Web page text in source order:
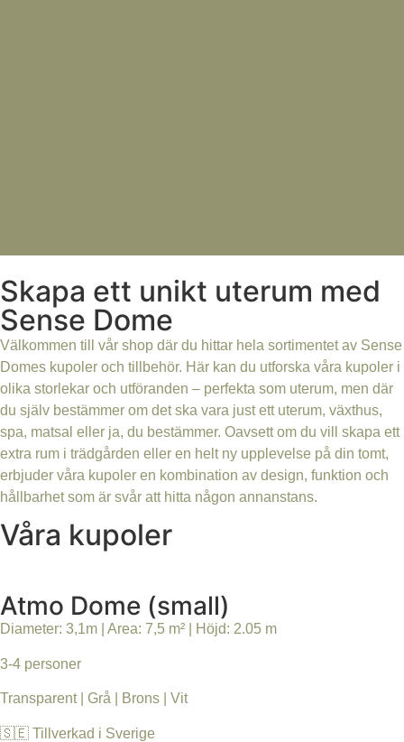
Skapa ett unikt uterum med
Sense Dome
Välkommen till vår shop där du hittar hela sortimentet av Sense
Domes kupoler och tillbehör. Här kan du utforska våra kupoler i
olika storlekar och utföranden – perfekta som uterum, men där
du själv bestämmer om det ska vara just ett uterum, växthus,
spa, matsal eller ja, du bestämmer. Oavsett om du vill skapa ett
extra rum i trädgården eller en helt ny upplevelse på din tomt,
erbjuder våra kupoler en kombination av design, funktion och
hållbarhet som är svår att hitta någon annanstans.
Våra kupoler
Atmo Dome (small)
Diameter: 3,1m | Area: 7,5 m² | Höjd: 2.05 m
3-4 personer
Transparent | Grå | Brons | Vit
🇸🇪 Tillverkad i Sverige